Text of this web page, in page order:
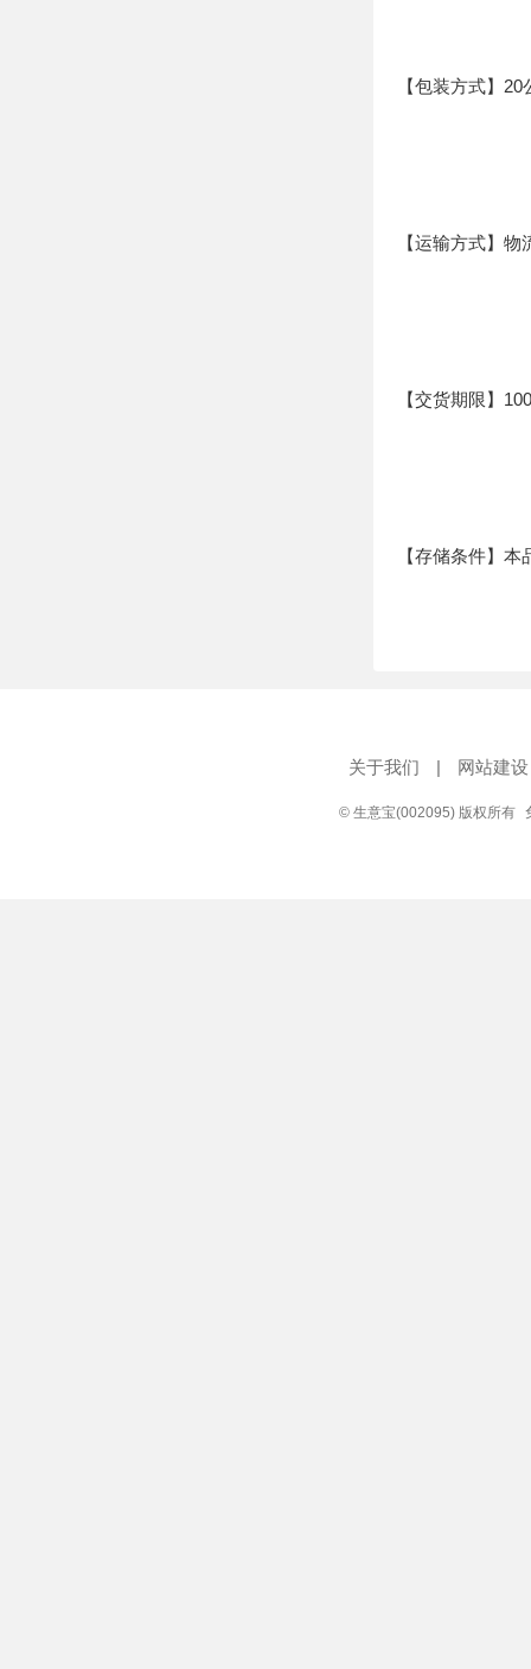
【包装方式】20
【运输方式】
【交货期限】
【存储条件】
关于我们 | 网站建设
© 生意宝(002095) 版权所有